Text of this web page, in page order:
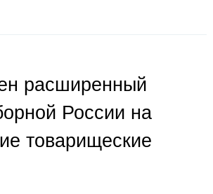
расширенный
России на
товарищеские